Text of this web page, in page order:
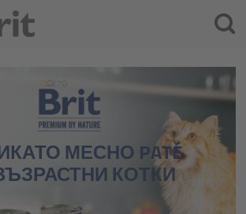
МЕСНО PATÉ
КОТКИ
на